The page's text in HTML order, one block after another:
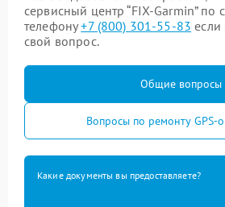
сервисный центр “FIX-Garmin” по
телефону+7 (800) 301-55-83 если
свой вопрос.
Общие вопросы
Вопросы по ремонту GPS-
Какие документы вы предоставляете?